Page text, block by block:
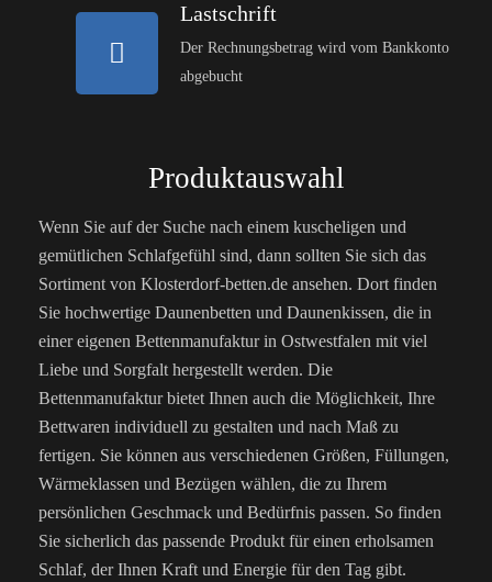
Lastschrift
Der Rechnungsbetrag wird vom Bankkonto
abgebucht
Produktauswahl
Wenn Sie auf der Suche nach einem kuscheligen und
gemütlichen Schlafgefühl sind, dann sollten Sie sich das
Sortiment von Klosterdorf-betten.de ansehen. Dort finden
Sie hochwertige Daunenbetten und Daunenkissen, die in
einer eigenen Bettenmanufaktur in Ostwestfalen mit viel
Liebe und Sorgfalt hergestellt werden. Die
Bettenmanufaktur bietet Ihnen auch die Möglichkeit, Ihre
Bettwaren individuell zu gestalten und nach Maß zu
fertigen. Sie können aus verschiedenen Größen, Füllungen,
Wärmeklassen und Bezügen wählen, die zu Ihrem
persönlichen Geschmack und Bedürfnis passen. So finden
Sie sicherlich das passende Produkt für einen erholsamen
Schlaf, der Ihnen Kraft und Energie für den Tag gibt.